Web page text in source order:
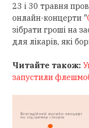
23 і 30 травня
онлайн-концерти "
зібрати гроші на
для лікарів, які
Читайте також:
запустили